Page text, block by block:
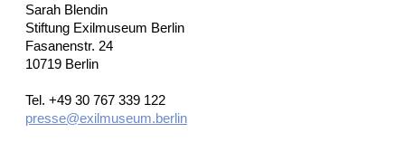
Sarah Blendin
Stiftung Exilmuseum Berlin
Fasanenstr. 24
10719 Berlin
Tel. +49 30 767 339 122
presse@exilmuseum.berlin